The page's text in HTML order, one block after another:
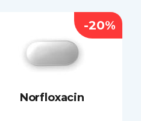
Norfloxacin
-20%